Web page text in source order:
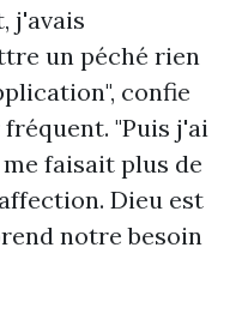
j'avais
un péché rien
confie
"Puis j'ai
faisait plus de
Dieu est
notre besoin